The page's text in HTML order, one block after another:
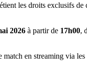
les droits exclusifs
2026 à partir de 17h00,
en streaming via